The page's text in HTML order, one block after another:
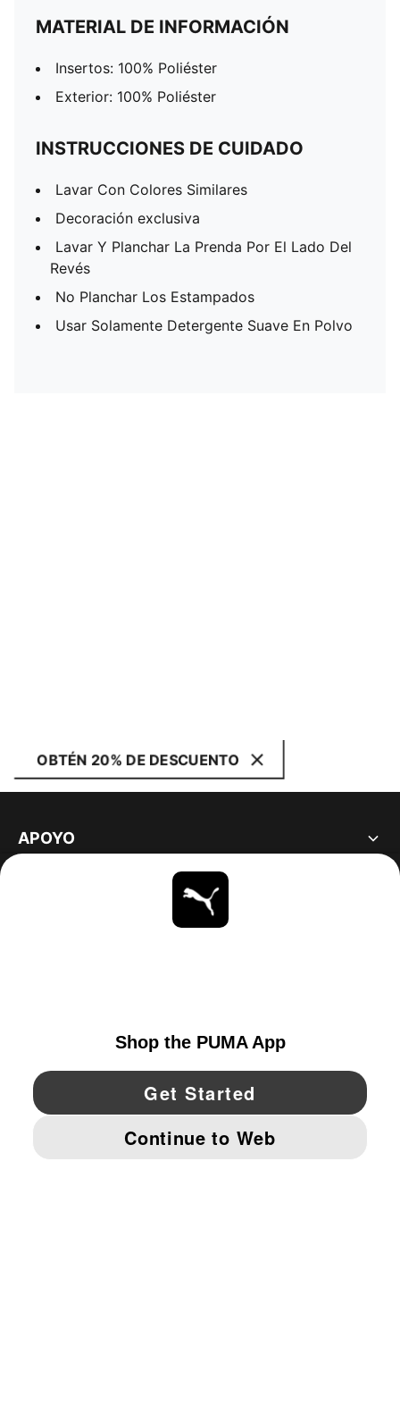
MATERIAL DE INFORMACIÓN
Insertos: 100% Poliéster
Exterior: 100% Poliéster
INSTRUCCIONES DE CUIDADO
Lavar Con Colores Similares
Decoración exclusiva
Lavar Y Planchar La Prenda Por El Lado Del
Revés
No Planchar Los Estampados
Usar Solamente Detergente Suave En Polvo
OBTÉN 20% DE DESCUENTO
APOYO
YouTube Twitter Pinterest
IMPRINT AND LEGAL DATA